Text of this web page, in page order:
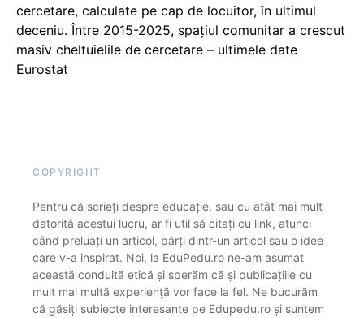
cercetare, calculate pe cap de locuitor, în ultimul
deceniu. Între 2015-2025, spațiul comunitar a crescut
masiv cheltuielile de cercetare – ultimele date
Eurostat
COPYRIGHT
Pentru că scrieți despre educație, sau cu atât mai mult
datorită acestui lucru, ar fi util să citați cu link, atunci
când preluați un articol, părți dintr-un articol sau o idee
care v-a inspirat. Noi, la EduPedu.ro ne-am asumat
această conduită etică și sperăm că și publicațiile cu
mult mai multă experiență vor face la fel. Ne bucurăm
că găsiți subiecte interesante pe Edupedu.ro și suntem